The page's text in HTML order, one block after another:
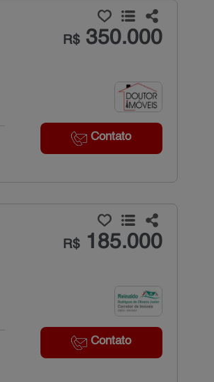
R$350.000
Contato
R$185.000
Contato